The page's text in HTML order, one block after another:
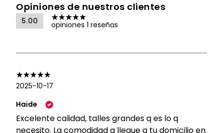
Opiniones de nuestros clientes
5.00 opiniones 1 reseñas
2025-10-17
Haide
Excelente calidad, talles grandes q es lo q
necesito. La comodidad q llegue a tu domicilio en